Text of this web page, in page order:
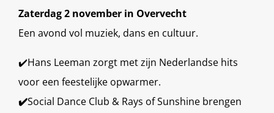
Zaterdag 2 november in Overvecht
Een avond vol muziek, dans en cultuur.
✔️Hans Leeman zorgt met zijn Nederlandse hits
voor een feestelijke opwarmer.
✔️Social Dance Club & Rays of Sunshine brengen